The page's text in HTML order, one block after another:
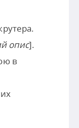
опис].
в